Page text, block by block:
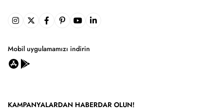
Mobil uygulamamızı indirin
KAMPANYALARDAN HABERDAR OLUN!